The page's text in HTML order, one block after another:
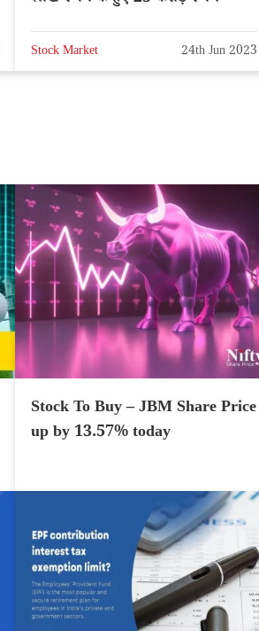
Stock Market 24th Jun 2023
Stock To Buy – JBM Share Price
up by 13.57% today